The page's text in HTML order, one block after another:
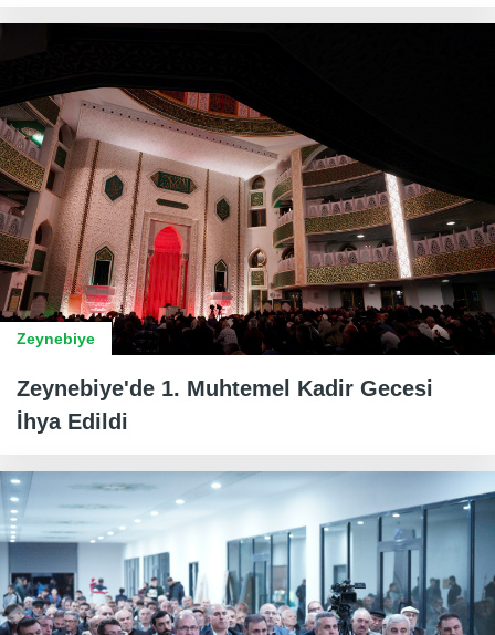
Zeynebiye
Zeynebiye'de 1. Muhtemel Kadir Gecesi
İhya Edildi